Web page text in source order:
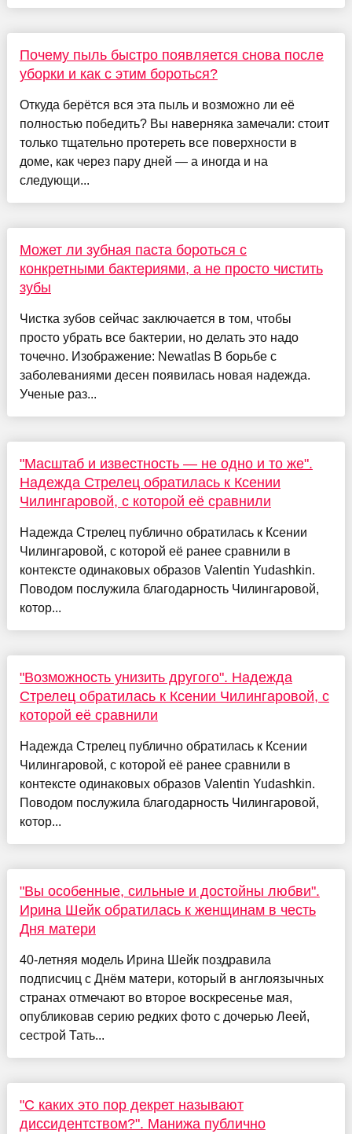
Почему пыль быстро появляется снова после
уборки и как с этим бороться?
Откуда берётся вся эта пыль и возможно ли её
полностью победить? Вы наверняка замечали: стоит
только тщательно протереть все поверхности в
доме, как через пару дней — а иногда и на
следующи...
Может ли зубная паста бороться с
конкретными бактериями, а не просто чистить
зубы
Чистка зубов сейчас заключается в том, чтобы
просто убрать все бактерии, но делать это надо
точечно. Изображение: Newatlas В борьбе с
заболеваниями десен появилась новая надежда.
Ученые раз...
"Масштаб и известность — не одно и то же".
Надежда Стрелец обратилась к Ксении
Чилингаровой, с которой её сравнили
Надежда Стрелец публично обратилась к Ксении
Чилингаровой, с которой её ранее сравнили в
контексте одинаковых образов Valentin Yudashkin.
Поводом послужила благодарность Чилингаровой,
котор...
"Возможность унизить другого". Надежда
Стрелец обратилась к Ксении Чилингаровой, с
которой её сравнили
Надежда Стрелец публично обратилась к Ксении
Чилингаровой, с которой её ранее сравнили в
контексте одинаковых образов Valentin Yudashkin.
Поводом послужила благодарность Чилингаровой,
котор...
"Вы особенные, сильные и достойны любви".
Ирина Шейк обратилась к женщинам в честь
Дня матери
40-летняя модель Ирина Шейк поздравила
подписчиц с Днём матери, который в англоязычных
странах отмечают во второе воскресенье мая,
опубликовав серию редких фото с дочерью Леей,
сестрой Тать...
"С каких это пор декрет называют
диссидентством?". Манижа публично